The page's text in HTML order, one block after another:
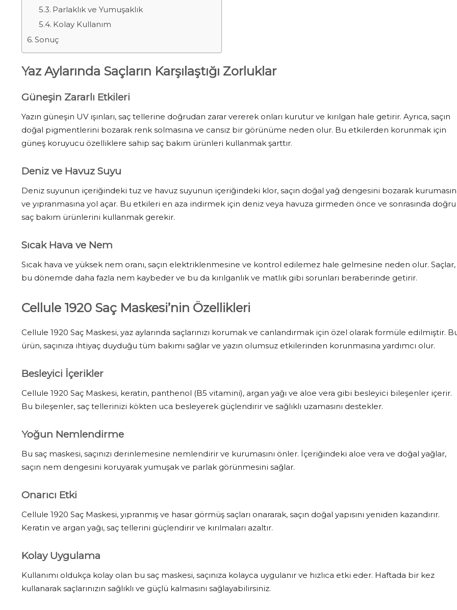
Parlaklık ve Yumuşaklık
Kolay Kullanım
Sonuç
Yaz Aylarında Saçların Karşılaştığı Zorluklar
Güneşin Zararlı Etkileri
Yazın güneşin UV ışınları, saç tellerine doğrudan zarar vererek onları kurutur ve kırılgan hale getirir. Ayrıca, saçın
doğal pigmentlerini bozarak renk solmasına ve cansız bir görünüme neden olur. Bu etkilerden korunmak için
güneş koruyucu özelliklere sahip saç bakım ürünleri kullanmak şarttır.
Deniz ve Havuz Suyu
Deniz suyunun içeriğindeki tuz ve havuz suyunun içeriğindeki klor, saçın doğal yağ dengesini bozarak
ve yıpranmasına yol açar. Bu etkileri en aza indirmek için deniz veya havuza girmeden önce ve sonrasında doğru
saç bakım ürünlerini kullanmak gerekir.
Sıcak Hava ve Nem
Sıcak hava ve yüksek nem oranı, saçın elektriklenmesine ve kontrol edilemez hale gelmesine neden olur. Saçlar,
bu dönemde daha fazla nem kaybeder ve bu da kırılganlık ve matlık gibi sorunları beraberinde getirir.
Cellule 1920 Saç Maskesi’nin Özellikleri
Cellule 1920 Saç Maskesi, yaz aylarında saçlarınızı korumak ve canlandırmak için özel olarak formüle edilmiştir.
ürün, saçınıza ihtiyaç duyduğu tüm bakımı sağlar ve yazın olumsuz etkilerinden korunmasına yardımcı olur.
Besleyici İçerikler
Cellule 1920 Saç Maskesi, keratin, panthenol (B5 vitamini), argan yağı ve aloe vera gibi besleyici bileşenler içerir.
Bu bileşenler, saç tellerinizi kökten uca besleyerek güçlendirir ve sağlıklı uzamasını destekler.
Yoğun Nemlendirme
Bu saç maskesi, saçınızı derinlemesine nemlendirir ve kurumasını önler. İçeriğindeki aloe vera ve doğal yağlar,
saçın nem dengesini koruyarak yumuşak ve parlak görünmesini sağlar.
Onarıcı Etki
Cellule 1920 Saç Maskesi, yıpranmış ve hasar görmüş saçları onararak, saçın doğal yapısını yeniden kazandırır.
Keratin ve argan yağı, saç tellerini güçlendirir ve kırılmaları azaltır.
Kolay Uygulama
Kullanımı oldukça kolay olan bu saç maskesi, saçınıza kolayca uygulanır ve hızlıca etki eder. Haftada bir kez
kullanarak saçlarınızın sağlıklı ve güçlü kalmasını sağlayabilirsiniz.